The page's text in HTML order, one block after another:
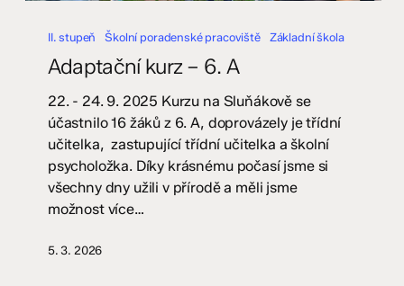
kurzII. stupeň Školní poradenské pracoviště Základní škola
Adaptační kurz – 6. A
22. - 24. 9. 2025 Kurzu na Sluňákově se
účastnilo 16 žáků z 6. A, doprovázely je třídní
učitelka, zastupující třídní učitelka a školní
psycholožka. Díky krásnému počasí jsme si
všechny dny užili v přírodě a měli jsme
možnost více…
5. 3. 2026